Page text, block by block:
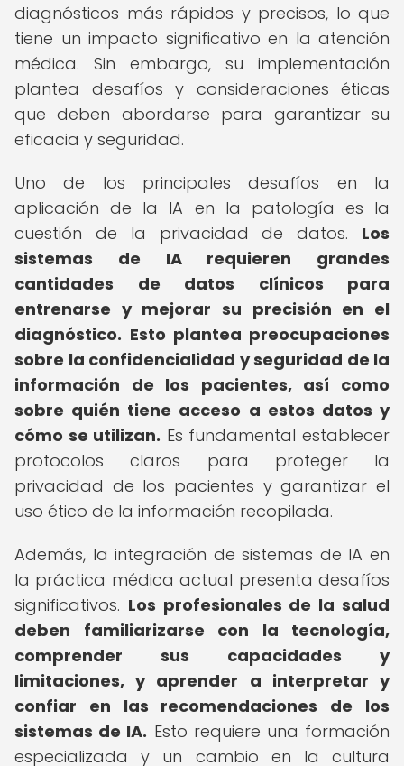
diagnósticos más rápidos y precisos, lo que
tiene un impacto significativo en la atención
médica. Sin embargo, su implementación
plantea desafíos y consideraciones éticas
que deben abordarse para garantizar su
eficacia y seguridad.
Uno de los principales desafíos en la
aplicación de la IA en la patología es la
cuestión de la privacidad de datos. Los
sistemas de IA requieren grandes
cantidades de datos clínicos para
entrenarse y mejorar su precisión en el
diagnóstico. Esto plantea preocupaciones
sobre la confidencialidad y seguridad de la
información de los pacientes, así como
sobre quién tiene acceso a estos datos y
cómo se utilizan. Es fundamental establecer
protocolos claros para proteger la
privacidad de los pacientes y garantizar el
uso ético de la información recopilada.
Además, la integración de sistemas de IA en
la práctica médica actual presenta desafíos
significativos. Los profesionales de la salud
deben familiarizarse con la tecnología,
comprender sus capacidades y
limitaciones, y aprender a interpretar y
confiar en las recomendaciones de los
sistemas de IA. Esto requiere una formación
especializada y un cambio en la cultura